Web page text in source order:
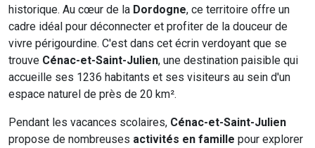
historique. Au cœur de la Dordogne, ce territoire offre un
cadre idéal pour déconnecter et profiter de la douceur de
vivre périgourdine. C'est dans cet écrin verdoyant que se
trouve Cénac-et-Saint-Julien, une destination paisible qui
accueille ses 1236 habitants et ses visiteurs au sein d'un
espace naturel de près de 20 km².
Pendant les vacances scolaires, Cénac-et-Saint-Julien
propose de nombreuses activités en famille pour explorer